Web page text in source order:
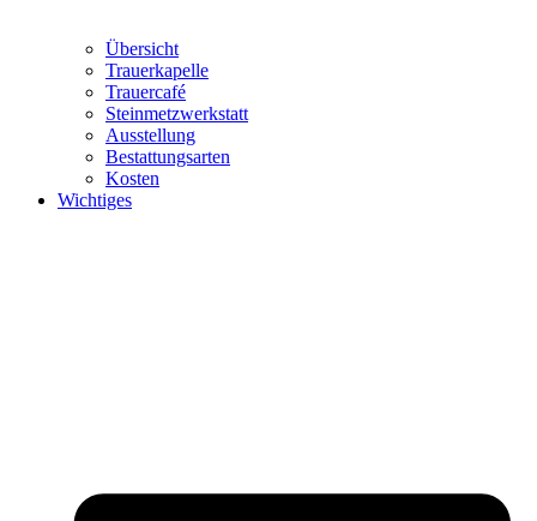
Übersicht
Trauerkapelle
Trauercafé
Steinmetzwerkstatt
Ausstellung
Bestattungsarten
Kosten
Wichtiges